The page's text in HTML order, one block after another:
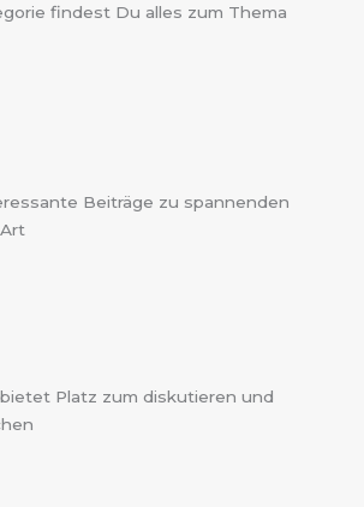
findest Du alles zum Thema
Beiträge zu spannenden
Platz zum diskutieren und